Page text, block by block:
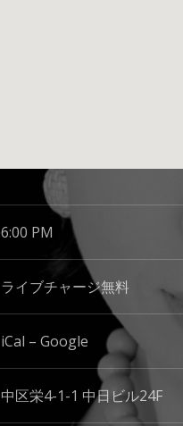
6:00 PM
ライブチャージ無料
iCal Google